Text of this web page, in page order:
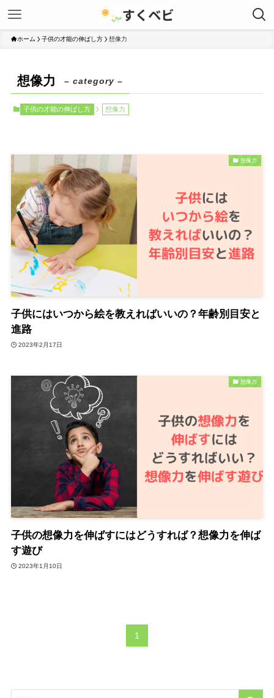
ホーム 子供の才能の伸ばし方 想像力
想像力 – category –
子供の才能の伸ばし方 想像力
想像力
子供にはいつから絵を教えればいいの？年齢別目安と
進路
2023年2月17日
想像力
子供の想像力を伸ばすにはどうすれば？想像力を伸ば
す遊び
2023年1月10日
1